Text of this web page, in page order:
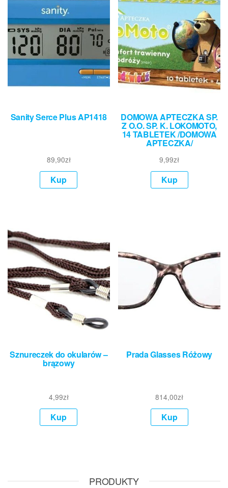
Sanity Serce Plus AP1418
89,90zł
Kup
DOMOWA APTECZKA SP.
Z O.O. SP. K. LOKOMOTO,
14 TABLETEK /DOMOWA
APTECZKA/
9,99zł
Kup
Sznureczek do okularów –
brązowy
4,99zł
Kup
Prada Glasses Różowy
814,00zł
Kup
PRODUKTY